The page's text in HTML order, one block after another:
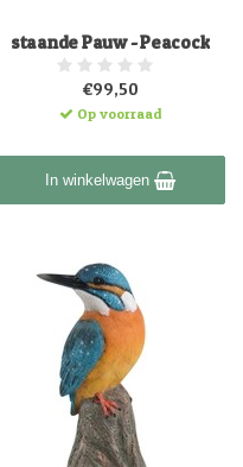
staande Pauw - Peacock
€99,50
Op voorraad
In winkelwagen